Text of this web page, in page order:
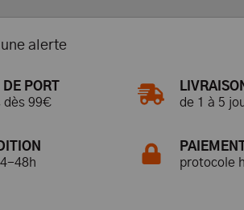
alerte
PORT
dès 99€
48h
de 1 à 5
protocole